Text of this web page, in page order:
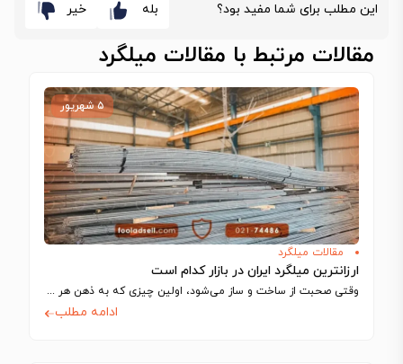
این مطلب برای شما مفید بود؟ بله خیر
مقالات مرتبط با مقالات میلگرد
۵ شهریور
مقالات میلگرد
ارزانترین میلگرد ایران در بازار کدام است
وقتی صحبت از ساخت‌ و ساز می‌شود، اولین چیزی که به ذهن هر مهندس…
ادامه مطلب